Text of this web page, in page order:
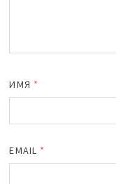
ИМЯ *
EMAIL *